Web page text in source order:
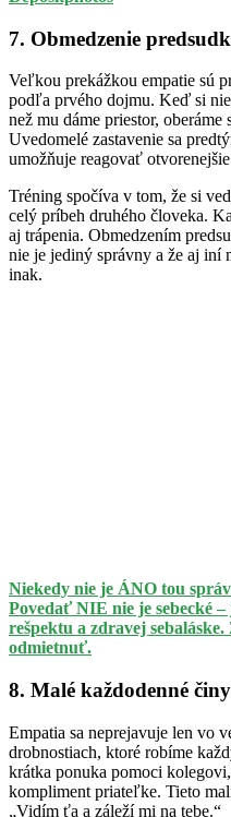
7. Obmedzenie
Veľkou prekážkou empatie sú
podľa prvého dojmu. Keď si
než mu dáme priestor,
Uvedomelé zastavenie sa
umožňuje reagovať
Tréning spočíva v tom, že si
celý príbeh druhého človeka.
aj trápenia. Obmedzením
nie je jediný správny a že aj
inak.
Niekedy nie je ÁNO tou
Povedať NIE nie je sebecké
rešpektu a zdravej
odmietnuť.
8. Malé každodenné
Empatia sa neprejavuje len vo
drobnostiach, ktoré robíme
krátka ponuka pomoci
kompliment priateľke. Tieto
„Vidím ťa a záleží mi na tebe.“